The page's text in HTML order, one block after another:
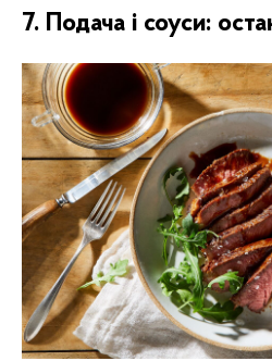
7. Подача і соуси: